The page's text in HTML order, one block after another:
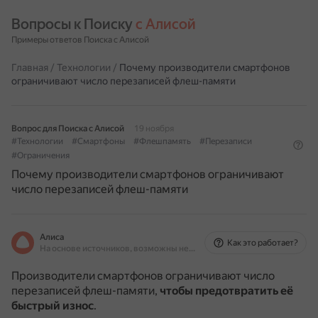
Вопросы к Поиску с Алисой
Примеры ответов Поиска с Алисой
Главная / Технологии / Почему производители смартфонов
ограничивают число перезаписей флеш-памяти
Вопрос для Поиска с Алисой
19 ноября
#Технологии
#Смартфоны #Флешпамять
#Перезаписи
#Ограничения
Почему производители смартфонов ограничивают
число перезаписей флеш-памяти
Алиса
На основе источников, возможны неточности
Как это работает?
Производители смартфонов ограничивают число
перезаписей флеш-памяти, чтобы предотвратить её
быстрый износ.